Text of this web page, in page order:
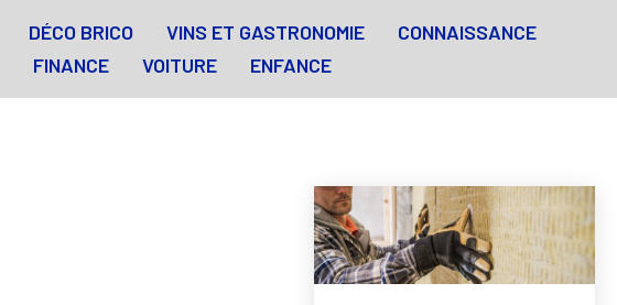
DÉCO BRICO VINS ET GASTRONOMIE
CONNAISSANCE
FINANCE VOITURE ENFANCE